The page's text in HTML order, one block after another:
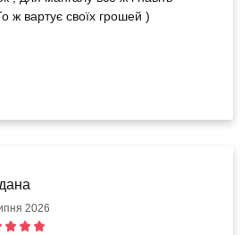
ж вартує своїх грошей )
2026